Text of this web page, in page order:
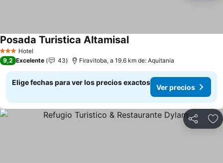
3 Estrellas
Hotel
Posada Turistica AltamisalVer precios
9,2 Excelente 43 Firavitoba, a 19.6 km de: Aquitania
Elige fechas para ver los precios exactos
Ver precios
Compartir